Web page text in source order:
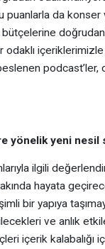
puanlarla da
yönelik yeni
ilgili
hayata
bir yapıya
ve anlık
içerik kalabalığı